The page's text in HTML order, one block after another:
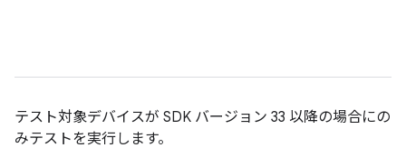
テスト対象デバイスが SDK バージョン 33 以降の場合にの
みテストを実行します。